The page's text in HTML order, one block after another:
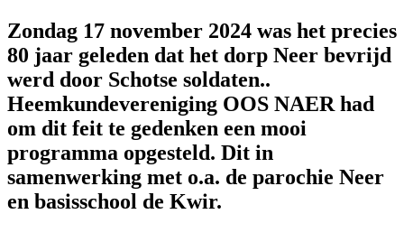
Zondag 17 november 2024 was het precies
80 jaar geleden dat het dorp Neer bevrijd
werd door Schotse soldaten..
Heemkundevereniging OOS NAER had
om dit feit te gedenken een mooi
programma opgesteld. Dit in
samenwerking met o.a. de parochie Neer
en basisschool de Kwir.